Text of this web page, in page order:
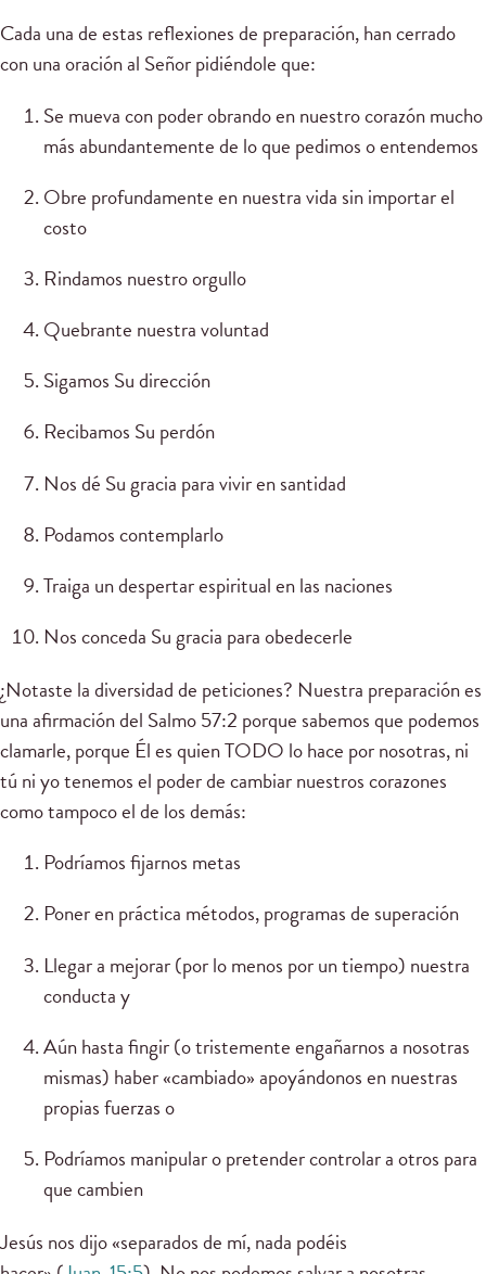
Cada una de estas reflexiones de preparación, han cerrado
con una oración al Señor pidiéndole que:
Se mueva con poder obrando en nuestro corazón mucho
más abundantemente de lo que pedimos o entendemos
Obre profundamente en nuestra vida sin importar el
costo
Rindamos nuestro orgullo
Quebrante nuestra voluntad
Sigamos Su dirección
Recibamos Su perdón
Nos dé Su gracia para vivir en santidad
Podamos contemplarlo
Traiga un despertar espiritual en las naciones
Nos conceda Su gracia para obedecerle
¿Notaste la diversidad de peticiones? Nuestra preparación es
una afirmación del Salmo 57:2 porque sabemos que podemos
clamarle, porque Él es quien TODO lo hace por nosotras, ni
tú ni yo tenemos el poder de cambiar nuestros corazones
como tampoco el de los demás:
Podríamos fijarnos metas
Poner en práctica métodos, programas de superación
Llegar a mejorar (por lo menos por un tiempo) nuestra
conducta y
Aún hasta fingir (o tristemente engañarnos a nosotras
mismas) haber «cambiado» apoyándonos en nuestras
propias fuerzas o
Podríamos manipular o pretender controlar a otros para
que cambien
Jesús nos dijo «separados de mí, nada podéis